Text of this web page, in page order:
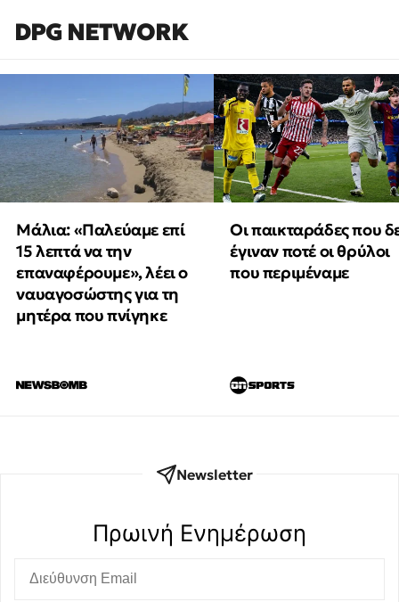
DPG NETWORK
Μάλια: «Παλεύαμε επί
15 λεπτά να την
επαναφέρουμε», λέει ο
ναυαγοσώστης για τη
μητέρα που πνίγηκε
Οι παικταράδες που
έγιναν ποτέ οι θρύλοι
που περιμέναμε
Newsletter
Πρωινή Eνημέρωση